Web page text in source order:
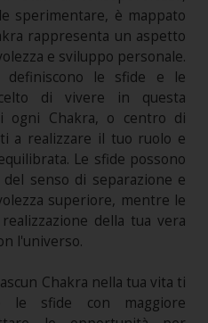
sperimentare, è mappato
rappresenta un aspetto
e sviluppo personale.
definiscono le sfide e le
di vivere in questa
ogni Chakra, o centro di
a realizzare il tuo ruolo e
Le sfide possono
senso di separazione e
superiore, mentre le
della tua vera
l'universo.
Chakra nella tua vita ti
le sfide con maggiore